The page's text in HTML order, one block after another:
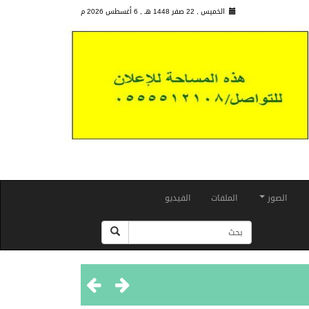
الخميس , 22 صفر 1448 هـ , 6 أغسطس 2026 م
الصور الملفات الفيديو